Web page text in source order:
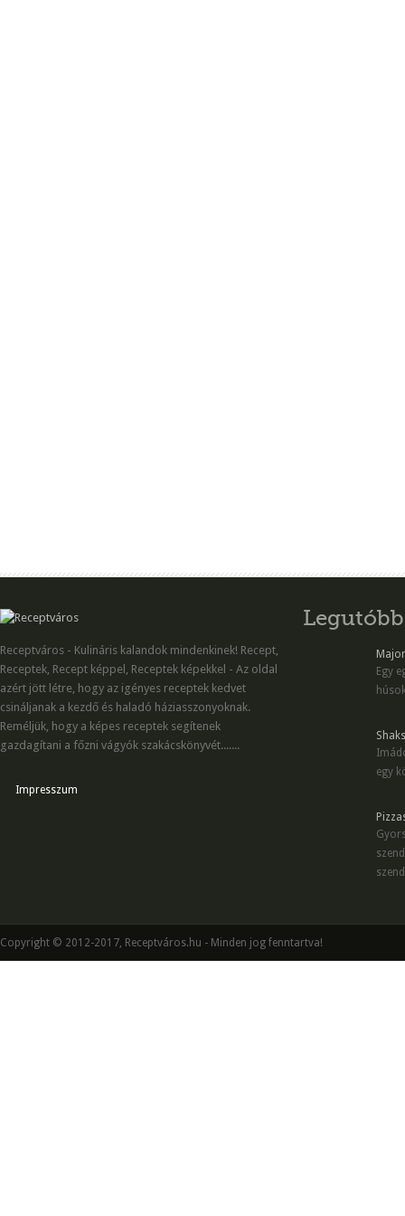
Receptváros - Kulináris kalandok mindenkinek! Recept,
Receptek, Recept képpel, Receptek képekkel - Az oldal
azért jött létre, hogy az igényes receptek kedvet
csináljanak a kezdő és haladó háziasszonyoknak.
Reméljük, hogy a képes receptek segítenek
gazdagítani a főzni vágyók szakácskönyvét.......
Impresszum
Egy
egy
Copyright © 2012-2017, Receptváros.hu - Minden jog fenntartva!